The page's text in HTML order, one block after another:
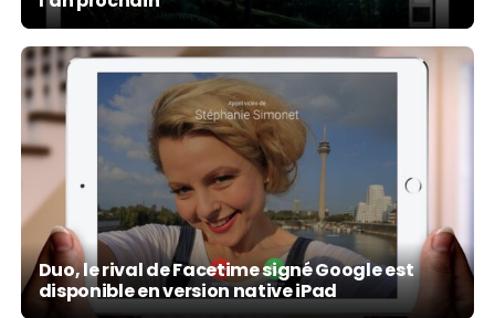
Duo, le rival de Facetime signé Google est
disponible en version native iPad